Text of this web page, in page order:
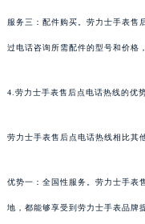
服务三：配件购买。劳力士手表售
过电话咨询所需配件的型号和价格
4.劳力士手表售后点电话热线的优
劳力士手表售后点电话热线相比其
优势一：全国性服务。劳力士手表
地，都能够享受到劳力士手表品牌